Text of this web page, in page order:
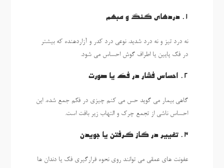
1. دردهای گنگ و مبهم
نه درد تیز و نه درد شدید. نوعی درد کدر و آزاردهنده که بیشتر
در فک پایین یا اطراف گوش احساس می شود.
2. احساس فشار در فک یا صورت
گاهی بیمار می گوید حس می کنم چیزی در فکم جمع شده. این
احساس ناشی از تجمع چرک و التهاب زیر بافت است.
3. تغییر در گاز گرفتن یا جویدن
عفونت های عمقی می توانند روی نحوه قرارگیری فک یا دندان ها